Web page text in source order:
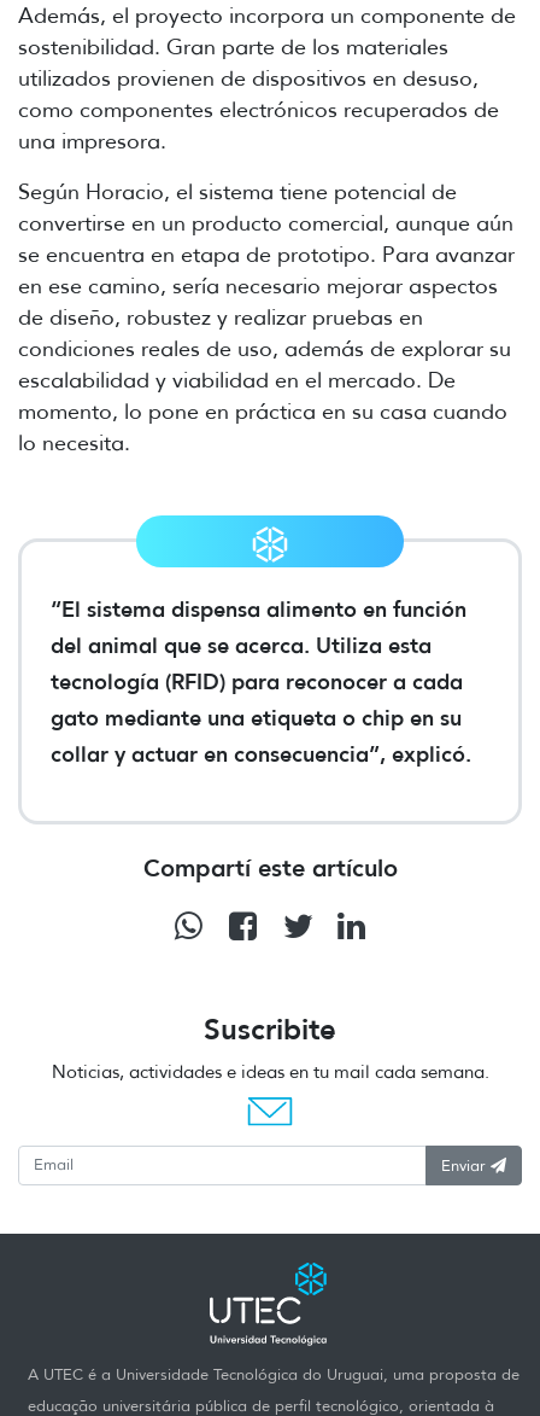
Además, el proyecto incorpora un componente de
sostenibilidad. Gran parte de los materiales
utilizados provienen de dispositivos en desuso,
como componentes electrónicos recuperados de
una impresora.
Según Horacio, el sistema tiene potencial de
convertirse en un producto comercial, aunque aún
se encuentra en etapa de prototipo. Para avanzar
en ese camino, sería necesario mejorar aspectos
de diseño, robustez y realizar pruebas en
condiciones reales de uso, además de explorar su
escalabilidad y viabilidad en el mercado. De
momento, lo pone en práctica en su casa cuando
lo necesita.
“El sistema dispensa alimento en función
del animal que se acerca. Utiliza esta
tecnología (RFID) para reconocer a cada
gato mediante una etiqueta o chip en su
collar y actuar en consecuencia”, explicó.
Compartí este artículo
Suscribite
Noticias, actividades e ideas en tu mail cada semana.
Enviar
A UTEC é a Universidade Tecnológica do Uruguai, uma proposta de
educação universitária pública de perfil tecnológico, orientada à